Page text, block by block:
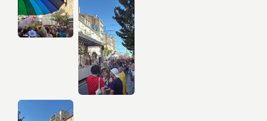
Documentalistes
Retraités
Lettres d’information
Rubrique Culture
Infos FSU